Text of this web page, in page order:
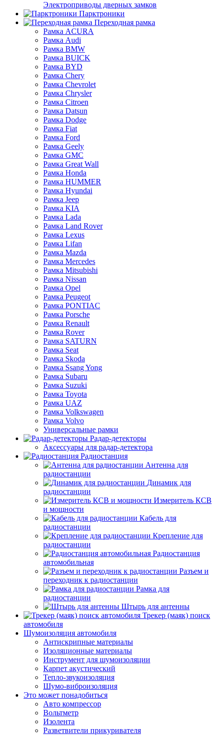
Электроприводы дверных замков
Парктроники
Переходная рамка
Рамка ACURA
Рамка Audi
Рамка BMW
Рамка BUICK
Рамка BYD
Рамка Chery
Рамка Chevrolet
Рамка Chrysler
Рамка Citroen
Рамка Datsun
Рамка Dodge
Рамка Fiat
Рамка Ford
Рамка Geely
Рамка GMC
Рамка Great Wall
Рамка Honda
Рамка HUMMER
Рамка Hyundai
Рамка Jeep
Рамка KIA
Рамка Lada
Рамка Land Rover
Рамка Lexus
Рамка Lifan
Рамка Mazda
Рамка Mercedes
Рамка Mitsubishi
Рамка Nissan
Рамка Opel
Рамка Peugeot
Рамка PONTIAC
Рамка Porsche
Рамка Renault
Рамка Rover
Рамка SATURN
Рамка Seat
Рамка Skoda
Рамка Ssang Yong
Рамка Subaru
Рамка Suzuki
Рамка Toyota
Рамка UAZ
Рамка Volkswagen
Рамка Volvo
Универсальные рамки
Радар-детекторы
Аксессуары для радар-детектора
Радиостанция
Антенна для
радиостанции
Динамик для
радиостанции
Измеритель КСВ
и мощности
Кабель для
радиостанции
Крепление для
радиостанции
Радиостанция
автомобильная
Разъем и
переходник к радиостанции
Рамка для
радиостанции
Штырь для антенны
Трекер (маяк) поиск
автомобиля
Шумоизоляция автомобиля
Антискрипные материалы
Изоляционные материалы
Инструмент для шумоизоляции
Карпет акустический
Тепло-звукоизоляция
Шумо-виброизоляция
Это может понадобиться
Авто компрессор
Вольтметр
Изолента
Разветвители прикуривателя